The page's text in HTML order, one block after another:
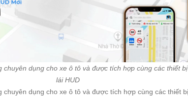
chuyên dụng cho xe ô tô và được tích hợp cùng các thiết
lái HUD
chuyên dụng cho xe ô tô và được tích hợp cùng các thiết